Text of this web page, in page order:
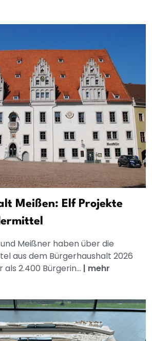
Meißen: Elf Projekte
Meißner haben über die
aus dem Bürgerhaushalt 2026
2.400 Bürgerin... | mehr